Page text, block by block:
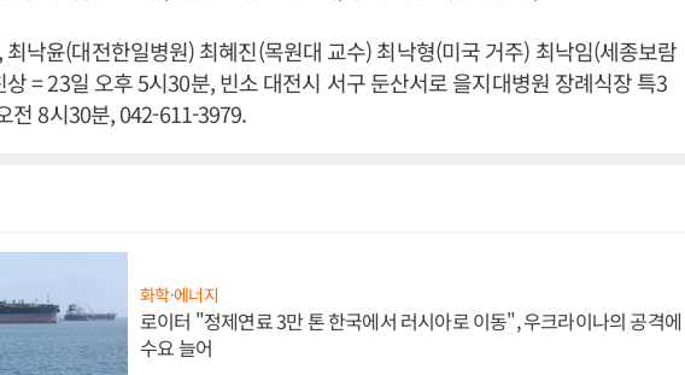
낙윤(대전한일병원) 최혜진(목원대 교수) 최낙형(미국 거주) 최낙임(세종보람
= 23일 오후 5시30분, 빈소 대전시 서구 둔산서로 을지대병원 장례식장 특3
전 8시30분, 042-611-3979.
화학·에너지
로이터 "정제연료 3만 톤 한국에서 러시아로 이동", 우크라이나의 공격에
수요 늘어